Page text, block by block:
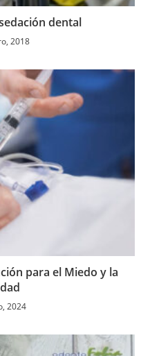
dental
2018
para el Miedo y la
2024